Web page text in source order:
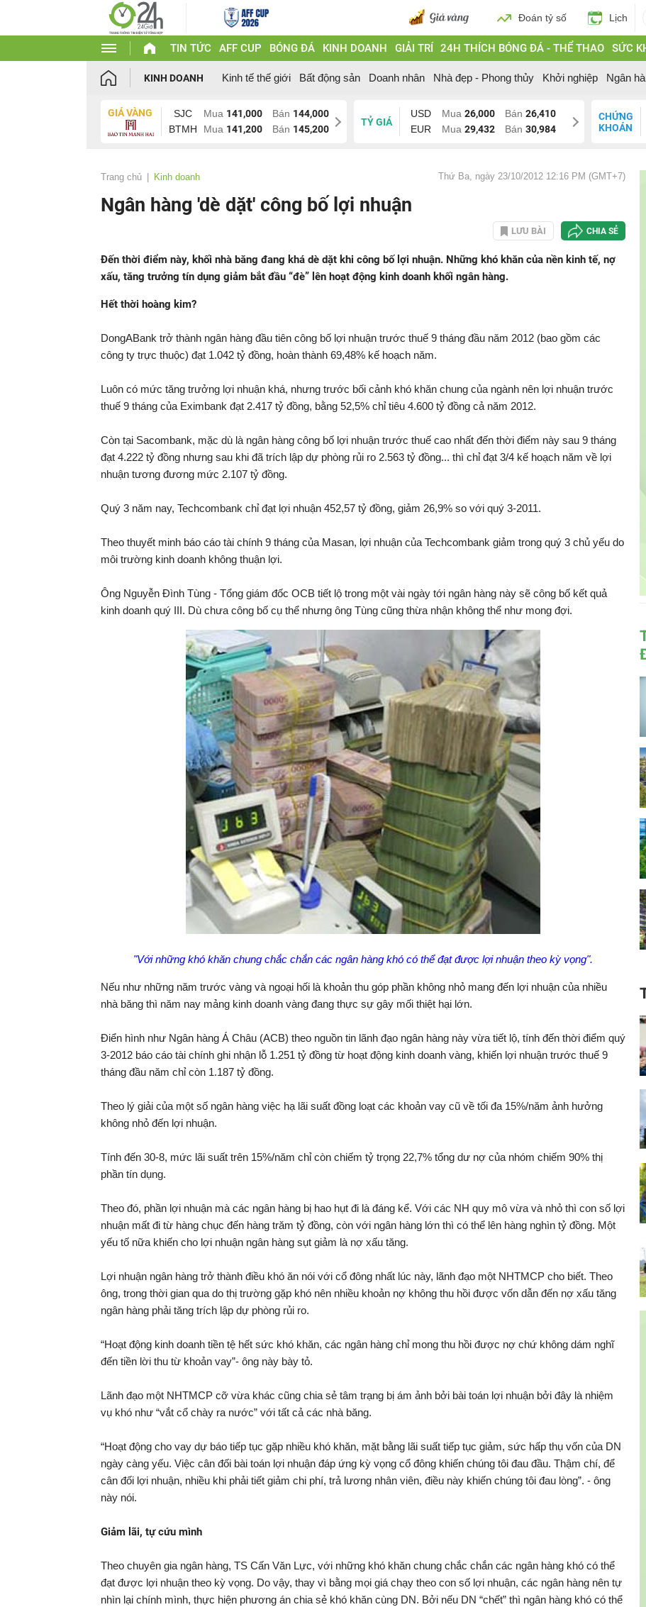
Đoán tỷ số Lịch
TIN TỨC AFF CUP BÓNG ĐÁ KINH DOANH GIẢI TRÍ 24H THÍCH BÓNG ĐÁ - THỂ THAO SỨC
KINH DOANH Kinh tế thế giới Bất động sản Doanh nhân Nhà đẹp - Phong thủy Khởi nghiệp Ngân
GIÁ VÀNG SJC Mua 141,000 Bán 144,000
BTMH
Mua 141,200 Bán 145,200
TỶ GIÁ
USD Mua 26,000 Bán 26,410
EUR
Mua 29,432 Bán 30,984
CHỨNG
KHOÁN
Trang chủ Kinh doanh Thứ Ba, ngày 23/10/2012 12:16 PM (GMT+7)
Ngân hàng 'dè dặt' công bố lợi nhuận
LƯU BÀI CHIA SẺ
Đến thời điểm này, khối nhà băng đang khá dè dặt khi công bố lợi nhuận. Những khó khăn của nền kinh tế, nợ
xấu, tăng trưởng tín dụng giảm bắt đầu “đè” lên hoạt động kinh doanh khối ngân hàng.
Hết thời hoàng kim?
DongABank trở thành ngân hàng đầu tiên công bố lợi nhuận trước thuế 9 tháng đầu năm 2012 (bao gồm các
công ty trực thuộc) đạt 1.042 tỷ đồng, hoàn thành 69,48% kế hoạch năm.
Luôn có mức tăng trưởng lợi nhuận khá, nhưng trước bối cảnh khó khăn chung của ngành nên lợi nhuận trước
thuế 9 tháng của Eximbank đạt 2.417 tỷ đồng, bằng 52,5% chỉ tiêu 4.600 tỷ đồng cả năm 2012.
Còn tại Sacombank, mặc dù là ngân hàng công bố lợi nhuận trước thuế cao nhất đến thời điểm này sau 9 tháng
đạt 4.222 tỷ đồng nhưng sau khi đã trích lập dự phòng rủi ro 2.563 tỷ đồng... thì chỉ đạt 3/4 kế hoạch năm về lợi
nhuận tương đương mức 2.107 tỷ đồng.
Quý 3 năm nay, Techcombank chỉ đạt lợi nhuận 452,57 tỷ đồng, giảm 26,9% so với quý 3-2011.
Theo thuyết minh báo cáo tài chính 9 tháng của Masan, lợi nhuận của Techcombank giảm trong quý 3 chủ yếu do
môi trường kinh doanh không thuận lợi.
Ông Nguyễn Đình Tùng - Tổng giám đốc OCB tiết lộ trong một vài ngày tới ngân hàng này sẽ công bố kết quả
kinh doanh quý III. Dù chưa công bố cụ thể nhưng ông Tùng cũng thừa nhận không thể như mong đợi.
"Với những khó khăn chung chắc chắn các ngân hàng khó có thể đạt được lợi nhuận theo kỳ vọng".
Nếu như những năm trước vàng và ngoại hối là khoản thu góp phần không nhỏ mang đến lợi nhuận của nhiều
nhà băng thì năm nay mảng kinh doanh vàng đang thực sự gây mối thiệt hại lớn.
Điển hình như Ngân hàng Á Châu (ACB) theo nguồn tin lãnh đạo ngân hàng này vừa tiết lộ, tính đến thời điểm quý
3-2012 báo cáo tài chính ghi nhận lỗ 1.251 tỷ đồng từ hoạt động kinh doanh vàng, khiến lợi nhuận trước thuế 9
tháng đầu năm chỉ còn 1.187 tỷ đồng.
Theo lý giải của một số ngân hàng việc hạ lãi suất đồng loạt các khoản vay cũ về tối đa 15%/năm ảnh hưởng
không nhỏ đến lợi nhuận.
Tính đến 30-8, mức lãi suất trên 15%/năm chỉ còn chiếm tỷ trọng 22,7% tổng dư nợ của nhóm chiếm 90% thị
phần tín dụng.
Theo đó, phần lợi nhuận mà các ngân hàng bị hao hụt đi là đáng kể. Với các NH quy mô vừa và nhỏ thì con số lợi
nhuận mất đi từ hàng chục đến hàng trăm tỷ đồng, còn với ngân hàng lớn thì có thể lên hàng nghìn tỷ đồng. Một
yếu tố nữa khiến cho lợi nhuận ngân hàng sụt giảm là nợ xấu tăng.
Lợi nhuận ngân hàng trở thành điều khó ăn nói với cổ đông nhất lúc này, lãnh đạo một NHTMCP cho biết. Theo
ông, trong thời gian qua do thị trường gặp khó nên nhiều khoản nợ không thu hồi được vốn dẫn đến nợ xấu tăng
ngân hàng phải tăng trích lập dự phòng rủi ro.
“Hoạt động kinh doanh tiền tệ hết sức khó khăn, các ngân hàng chỉ mong thu hồi được nợ chứ không dám nghĩ
đến tiền lời thu từ khoản vay”- ông này bày tỏ.
Lãnh đạo một NHTMCP cỡ vừa khác cũng chia sẻ tâm trạng bị ám ảnh bởi bài toán lợi nhuận bởi đây là nhiệm
vụ khó như “vắt cổ chày ra nước” với tất cả các nhà băng.
“Hoạt động cho vay dự báo tiếp tục gặp nhiều khó khăn, mặt bằng lãi suất tiếp tục giảm, sức hấp thụ vốn của DN
ngày càng yếu. Việc cân đối bài toán lợi nhuận đáp ứng kỳ vọng cổ đông khiến chúng tôi đau đầu. Thậm chí, để
cân đối lợi nhuận, nhiều khi phải tiết giảm chi phí, trả lương nhân viên, điều này khiến chúng tôi đau lòng”. - ông
này nói.
Giảm lãi, tự cứu mình
Theo chuyên gia ngân hàng, TS Cấn Văn Lực, với những khó khăn chung chắc chắn các ngân hàng khó có thể
đạt được lợi nhuận theo kỳ vọng. Do vậy, thay vì bằng mọi giá chạy theo con số lợi nhuận, các ngân hàng nên tự
nhìn lại chính mình, thực hiện phương án chia sẻ khó khăn cùng DN. Bởi nếu DN “chết” thì ngân hàng khó có thể